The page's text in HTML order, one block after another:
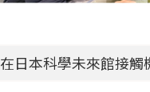
在日本科學未來館接觸